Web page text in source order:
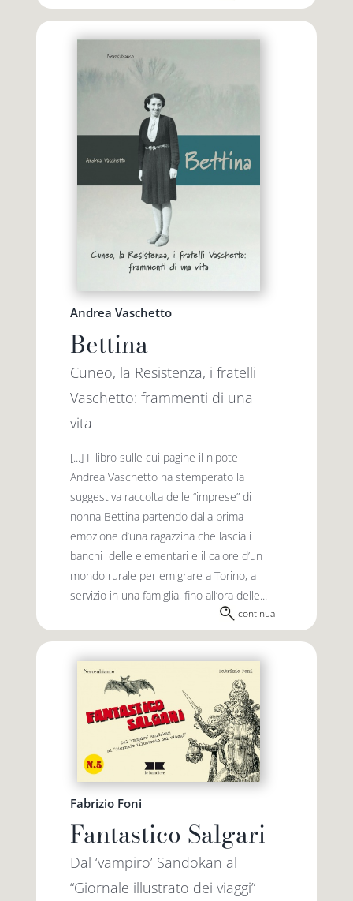
Andrea Vaschetto
Bettina
Cuneo, la Resistenza, i fratelli
Vaschetto: frammenti di una
vita
[...] Il libro sulle cui pagine il nipote
Andrea Vaschetto ha stemperato la
suggestiva raccolta delle “imprese” di
nonna Bettina partendo dalla prima
emozione d’una ragazzina che lascia i
banchi delle elementari e il calore d’un
mondo rurale per emigrare a Torino, a
servizio in una famiglia, fino all’ora delle...
continua
Fabrizio Foni
Fantastico Salgari
Dal ‘vampiro’ Sandokan al
“Giornale illustrato dei viaggi”